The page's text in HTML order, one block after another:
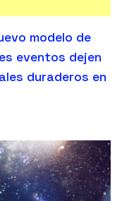
modelo de
eventos dejen
duraderos en